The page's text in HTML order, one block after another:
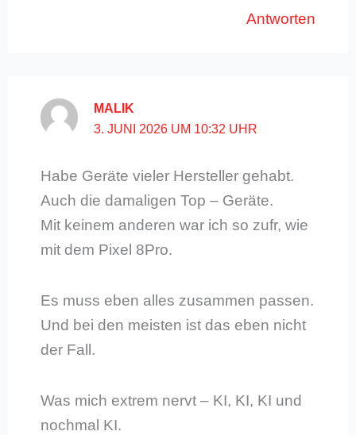
Antworten
MALIK
3. JUNI 2026 UM 10:32 UHR
Habe Geräte vieler Hersteller gehabt.
Auch die damaligen Top – Geräte.
Mit keinem anderen war ich so zufr, wie
mit dem Pixel 8Pro.
Es muss eben alles zusammen passen.
Und bei den meisten ist das eben nicht
der Fall.
Was mich extrem nervt – KI, KI, KI und
nochmal KI.